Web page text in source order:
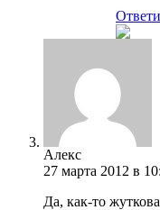
Алекс
27 марта 2012 в
Да, как-то